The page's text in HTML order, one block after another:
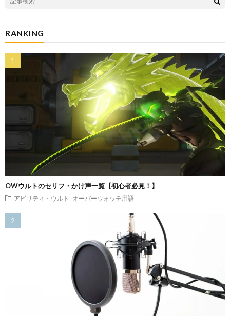
RANKING
OWウルトのセリフ・かけ声一覧【初心者必見！】
アビリティ・ウルト オーバーウォッチ用語